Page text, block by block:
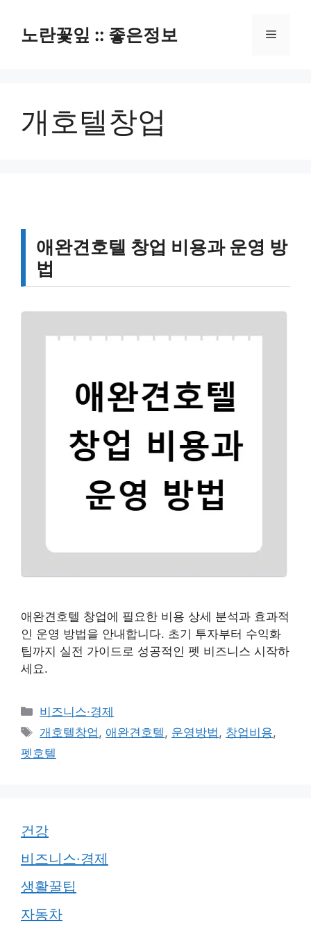
노란꽃잎 :: 좋은정보 메
개호텔창업
애완견호텔 창업 비용과 운영 방
법
애완견호텔 창업에 필요한 비용 상세 분석과 효과적
인 운영 방법을 안내합니다. 초기 투자부터 수익화
팁까지 실전 가이드로 성공적인 펫 비즈니스 시작하
세요.
카
테
리
비즈니스·경제
태
그
개호텔창업, 애완견호텔, 운영방법, 창업비용,
펫호텔
건강
비즈니스·경제
생활꿀팁
자동차